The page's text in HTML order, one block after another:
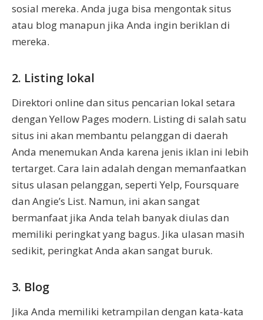
sosial mereka. Anda juga bisa mengontak situs
atau blog manapun jika Anda ingin beriklan di
mereka.
2. Listing lokal
Direktori online dan situs pencarian lokal setara
dengan Yellow Pages modern. Listing di salah satu
situs ini akan membantu pelanggan di daerah
Anda menemukan Anda karena jenis iklan ini lebih
tertarget. Cara lain adalah dengan memanfaatkan
situs ulasan pelanggan, seperti Yelp, Foursquare
dan Angie’s List. Namun, ini akan sangat
bermanfaat jika Anda telah banyak diulas dan
memiliki peringkat yang bagus. Jika ulasan masih
sedikit, peringkat Anda akan sangat buruk.
3. Blog
Jika Anda memiliki ketrampilan dengan kata-kata